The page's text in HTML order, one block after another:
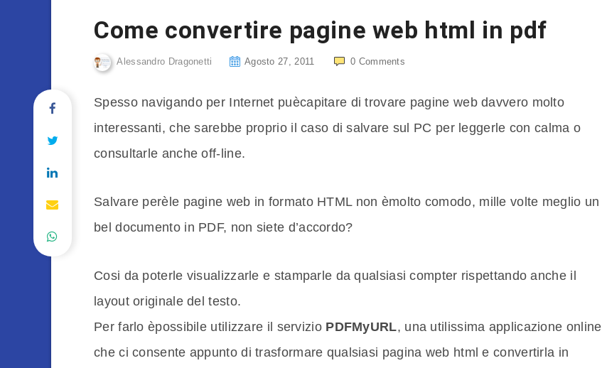
Come convertire pagine web html in pdf
Alessandro Dragonetti Agosto 27, 2011 0 Comments
Spesso navigando per Internet puècapitare di trovare pagine web davvero molto
interessanti, che sarebbe proprio il caso di salvare sul PC per leggerle con calma o
consultarle anche off-line.
Salvare perèle pagine web in formato HTML non èmolto comodo, mille volte meglio un
bel documento in PDF, non siete d’accordo?
Cosi da poterle visualizzarle e stamparle da qualsiasi compter rispettando anche il
layout originale del testo.
Per farlo èpossibile utilizzare il servizio PDFMyURL, una utilissima applicazione online
che ci consente appunto di trasformare qualsiasi pagina web html e convertirla in